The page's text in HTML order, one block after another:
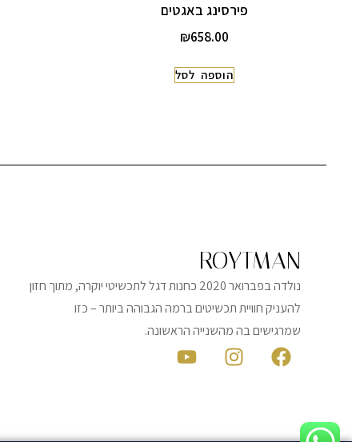
פירסינג באגטים
₪658.00
הוספה לסל
ROYTMAN
נולדה בפברואר 2020 כחנות דגל לתכשיטי יוקרה, מתוך חזון
להעניק חוויית תכשיטים ברמה הגבוהה ביותר – כזו
שמרגישים בה מהשנייה הראשונה.